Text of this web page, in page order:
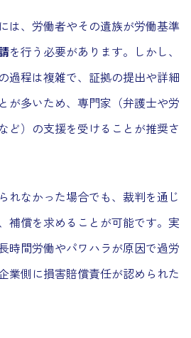
は、労働者やその遺族が労働基準
を行う必要があります。しかし、
過程は複雑で、証拠の提出や詳細
が多いため、専門家（弁護士や労
ど）の支援を受けることが推奨さ
れなかった場合でも、裁判を通じ
補償を求めることが可能です。実
時間労働やパワハラが原因で過労
業側に損害賠償責任が認められた